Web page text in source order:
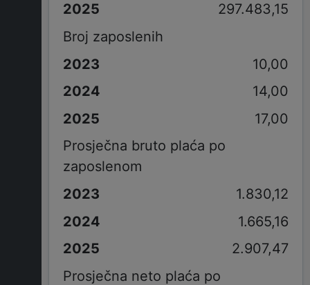
297.483,15
Broj zaposlenih
10,00
14,00
17,00
Prosječna bruto plaća po
zaposlenom
1.830,12
1.665,16
2.907,47
Prosječna neto plaća po